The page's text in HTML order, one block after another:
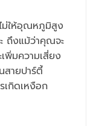
ม่ให้อุณหภูมิสูง
ถึงแม้ว่าคุณจะ
พิ่มความเสี่ยง
สายปาร์ตี้
เกิดเหงือก